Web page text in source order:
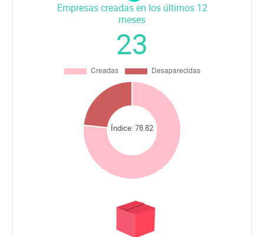
Empresas creadas en los últimos 12
meses
23
Índice:78.82